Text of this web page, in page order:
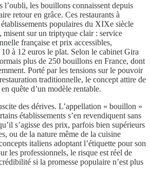
l’oubli, les bouillons connaissent depuis
retour en grâce. Ces restaurants à
populaires du XIXe siècle
misent sur un triptyque clair : service
française et prix accessibles,
à 12 euros le plat. Selon le cabinet Gira
plus de 250 bouillons en France, dont
Porté par les tensions sur le pouvoir
traditionnelle, le concept attire de
quête d’un modèle rentable.
des dérives. L’appellation « bouillon »
établissements s’en revendiquent sans
s’agisse des prix, parfois bien supérieurs
ou de la nature même de la cuisine
italiens adoptant l’étiquette pour son
les professionnels, le risque est réel de
si la promesse populaire n’est plus